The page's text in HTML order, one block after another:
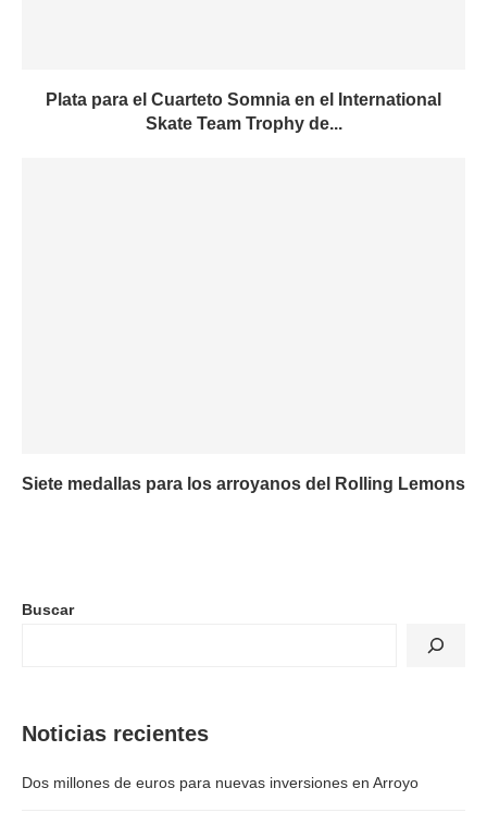
Plata para el Cuarteto Somnia en el International
Skate Team Trophy de...
Siete medallas para los arroyanos del Rolling Lemons
Buscar
Noticias recientes
Dos millones de euros para nuevas inversiones en Arroyo